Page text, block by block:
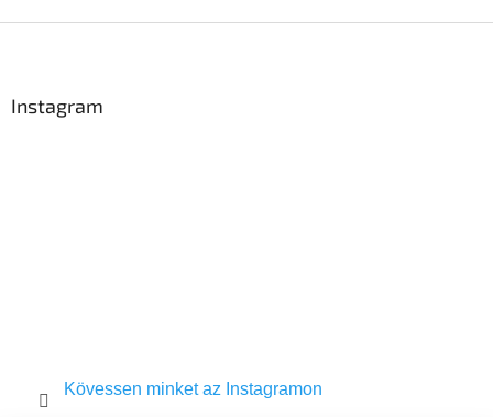
Instagram
Kövessen minket az Instagramon